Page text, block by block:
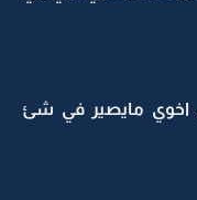
مايصير في شئ